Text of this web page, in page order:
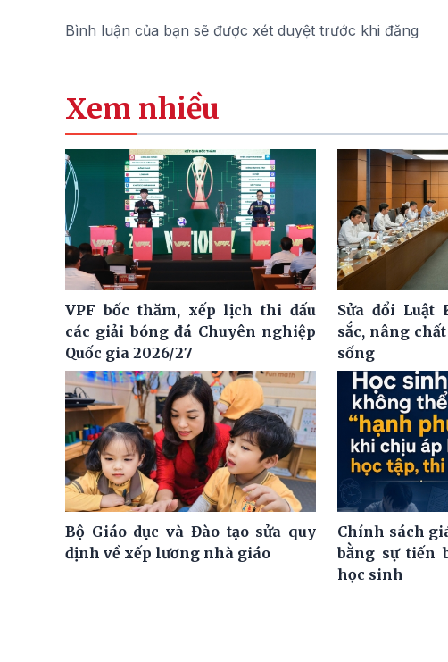
Bình luận của bạn sẽ được xét duyệt trước khi đăng
Xem nhiều
VPF bốc thăm, xếp lịch thi đấu
các giải bóng đá Chuyên nghiệp
Quốc gia 2026/27
Sửa đổi Luật
sắc, nâng
sống
Bộ Giáo dục và Đào tạo sửa quy
định về xếp lương nhà giáo
Chính sách
bằng sự tiến
học sinh